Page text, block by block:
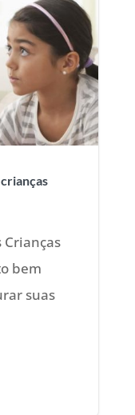
Crianças
bem
suas